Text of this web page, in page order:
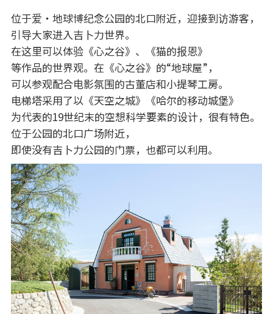
位于爱・地球博纪念公园的北口附近，迎接到访游客，
引导大家进入吉卜力世界。
在这里可以体验《心之谷》、《猫的报恩》
等作品的世界观。在《心之谷》的“地球屋”，
可以参观配合电影氛围的古董店和小提琴工房。
电梯塔采用了以《天空之城》《哈尔的移动城堡》
为代表的19世纪末的空想科学要素的设计，很有特色。
位于公园的北口广场附近，
即使没有吉卜力公园的门票，也都可以利用。